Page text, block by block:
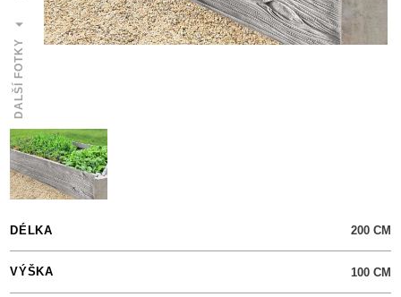
DALŠÍ FOTKY
DÉLKA 200 CM
VÝŠKA 100 CM